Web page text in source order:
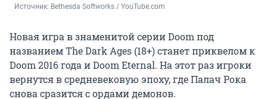
Источник: Bethesda Softworks / YouTube.com
Новая игра в знаменитой серии Doom под
названием The Dark Ages (18+) станет приквелом к
Doom 2016 года и Doom Eternal. На этот раз игроки
вернутся в средневековую эпоху, где Палач Рока
снова сразится с ордами демонов.